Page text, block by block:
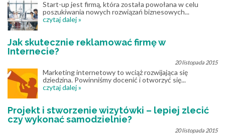
Start-up jest firmą, która została powołana w celu
poszukiwania nowych rozwiązań biznesowych...
czytaj dalej »
Jak skutecznie reklamować firmę w
Internecie?
20 listopada 2015
Marketing internetowy to wciąż rozwijająca się
dziedzina. Powinniśmy docenić i otworzyć się...
czytaj dalej »
Projekt i stworzenie wizytówki – lepiej zlecić
czy wykonać samodzielnie?
20 listopada 2015